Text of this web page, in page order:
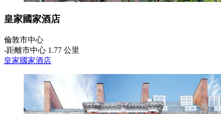
皇家國家酒店
倫敦市中心
‐距離市中心 1.77 公里
皇家國家酒店